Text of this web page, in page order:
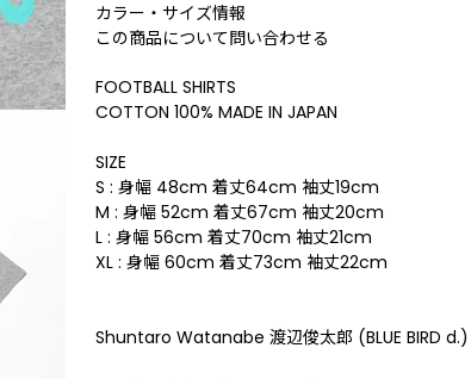
カラー・サイズ情報
この商品について問い合わせる
FOOTBALL SHIRTS
COTTON 100% MADE IN JAPAN
SIZE
S : 身幅 48cm 着丈64cm 袖丈19cm
M : 身幅 52cm 着丈67cm 袖丈20cm
L : 身幅 56cm 着丈70cm 袖丈21cm
XL : 身幅 60cm 着丈73cm 袖丈22cm
Shuntaro Watanabe 渡辺俊太郎 (BLUE BIRD d.)